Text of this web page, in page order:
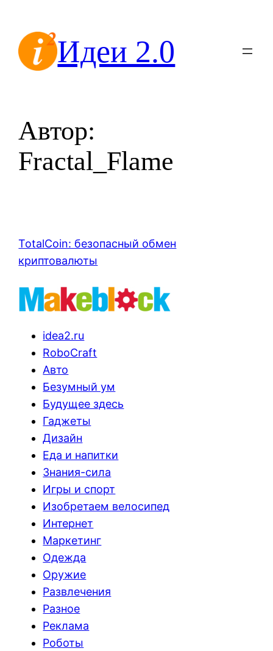
содержимомуИдеи 2.0
Автор:
Fractal_Flame
TotalCoin: безопасный обмен
криптовалюты
idea2.ru
RoboCraft
Авто
Безумный ум
Будущее здесь
Гаджеты
Дизайн
Еда и напитки
Знания-сила
Игры и спорт
Изобретаем велосипед
Интернет
Маркетинг
Одежда
Оружие
Развлечения
Разное
Реклама
Роботы